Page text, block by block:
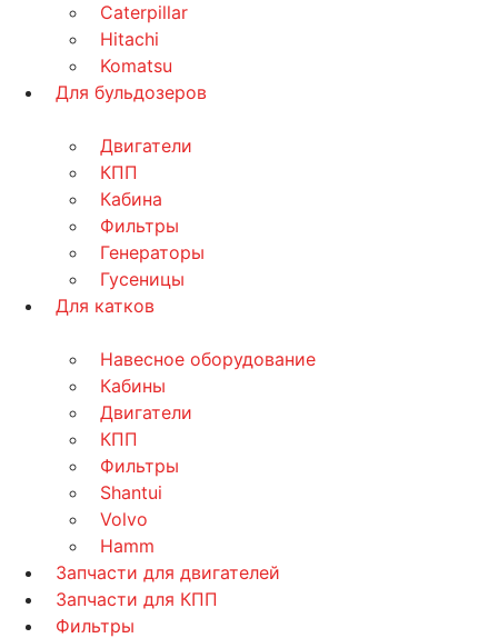
Caterpillar
Hitachi
Komatsu
Для бульдозеров
Двигатели
КПП
Кабина
Фильтры
Генераторы
Гусеницы
Для катков
Навесное оборудование
Кабины
Двигатели
КПП
Фильтры
Shantui
Volvo
Hamm
Запчасти для двигателей
Запчасти для КПП
Фильтры